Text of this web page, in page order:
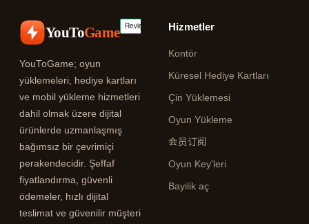
YouToGame
YouToGame; oyun
yüklemeleri, hediye kartları
ve mobil yükleme hizmetleri
dahil olmak üzere dijital
ürünlerde uzmanlaşmış
bağımsız bir çevrimiçi
perakendecidir. Şeffaf
fiyatlandırma, güvenli
ödemeler, hızlı dijital
teslimat ve güvenilir müşteri
Hizmetler
Kontör
Küresel Hediye Kartları
Çin Yüklemesi
Oyun Yükleme
会员订阅
Oyun Key'leri
Bayilik aç